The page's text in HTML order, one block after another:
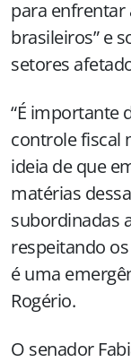
para enfrentar
brasileiros” e
setores
“É importante
controle fiscal
ideia de que
matérias
subordinadas
respeitando
é uma
Rogério.
O senador